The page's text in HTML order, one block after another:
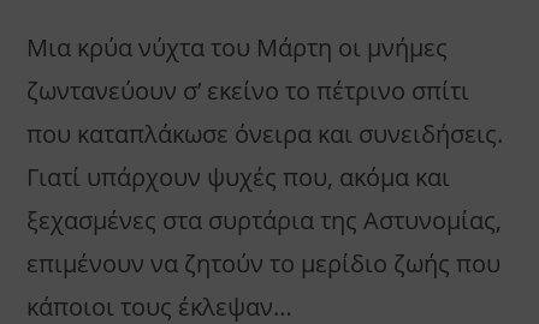
Μια κρύα νύχτα του Μάρτη οι μνήμες
ζωντανεύουν σ’ εκείνο το πέτρινο σπίτι
που καταπλάκωσε όνειρα και συνειδήσεις.
Γιατί υπάρχουν ψυχές που, ακόμα και
ξεχασμένες στα συρτάρια της Αστυνομίας,
επιμένουν να ζητούν το μερίδιο ζωής που
κάποιοι τους έκλεψαν…